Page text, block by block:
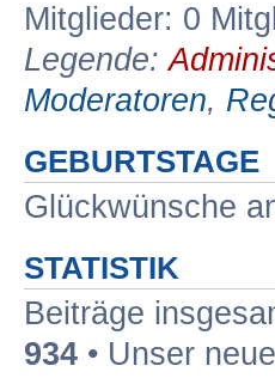
Mitglieder: 0
Legende:
Moderatoren,
GEBURTSTAGE
Glückwünsche
STATISTIK
Beiträge
934 • Unser